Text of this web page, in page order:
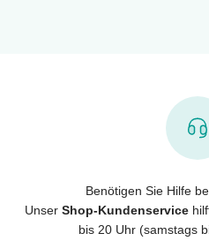
Benötigen Sie Hilfe
Unser Shop-Kundenservice
bis 20 Uhr (samstags